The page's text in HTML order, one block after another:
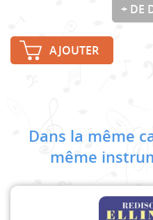
+ DE
AJOUTER
Dans la même
même